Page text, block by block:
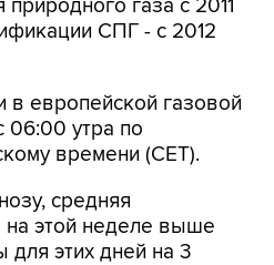
газа с 2011
СПГ - с 2012
европейской газовой
06:00 утра по
времени (CET).
средняя
на этой неделе выше
для этих дней на 3